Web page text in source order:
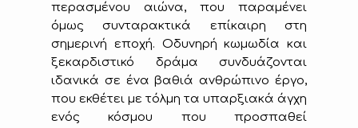
περασμένου αιώνα, που παραμένει
όμως συνταρακτικά επίκαιρη στη
σημερινή εποχή. Οδυνηρή κωμωδία και
ξεκαρδιστικό δράμα συνδυάζονται
ιδανικά σε ένα βαθιά ανθρώπινο έργο,
που εκθέτει με τόλμη τα υπαρξιακά άγχη
ενός κόσμου που προσπαθεί